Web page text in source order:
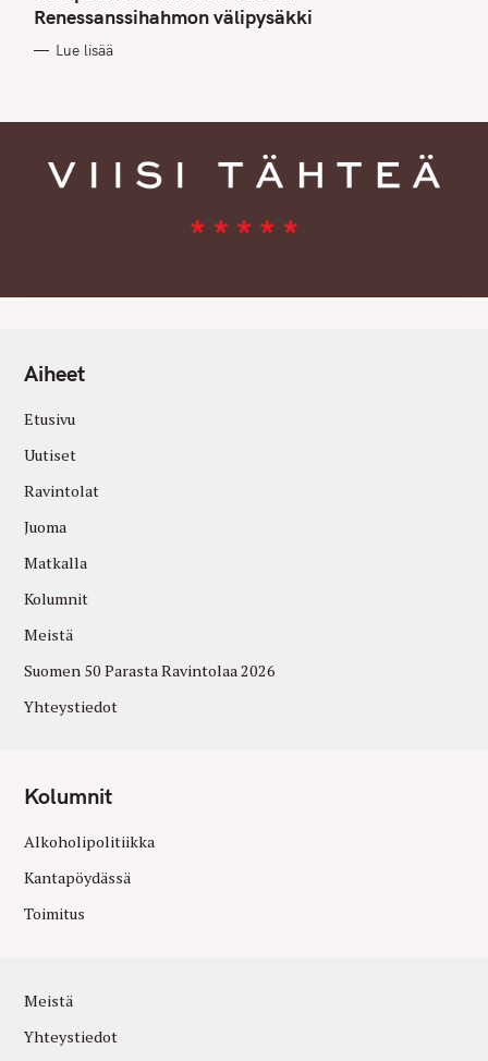
G
O
I
Renessanssihahmon välipysäkki
Lue lisää
Aiheet
Etusivu
Uutiset
Ravintolat
Juoma
Matkalla
Kolumnit
Meistä
Suomen 50 Parasta Ravintolaa 2026
Yhteystiedot
Kolumnit
Alkoholipolitiikka
Kantapöydässä
Toimitus
Meistä
Yhteystiedot